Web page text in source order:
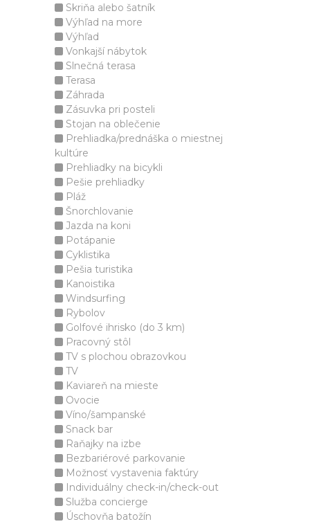
Skriňa alebo šatník
Výhľad na more
Výhľad
Vonkajší nábytok
Slnečná terasa
Terasa
Záhrada
Zásuvka pri posteli
Stojan na oblečenie
Prehliadka/prednáška o miestnej
kultúre
Prehliadky na bicykli
Pešie prehliadky
Pláž
Šnorchlovanie
Jazda na koni
Potápanie
Cyklistika
Pešia turistika
Kanoistika
Windsurfing
Rybolov
Golfové ihrisko (do 3 km)
Pracovný stôl
TV s plochou obrazovkou
TV
Kaviareň na mieste
Ovocie
Víno/šampanské
Snack bar
Raňajky na izbe
Bezbariérové parkovanie
Možnosť vystavenia faktúry
Individuálny check-in/check-out
Služba concierge
Úschovňa batožín